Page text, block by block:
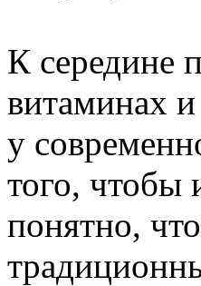
К середине
витаминах
у
того, чтобы
понятно,